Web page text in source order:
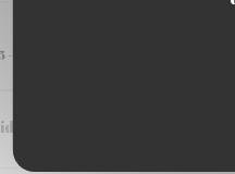
- guests 3
plats excellents!